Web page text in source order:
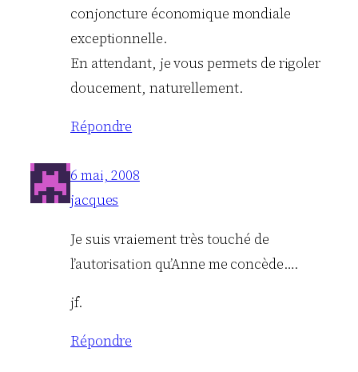
conjoncture économique mondiale
exceptionnelle.
En attendant, je vous permets de rigoler
doucement, naturellement.
Répondre
6 mai, 2008
jacques
Je suis vraiement très touché de
l’autorisation qu’Anne me concède….
jf.
Répondre